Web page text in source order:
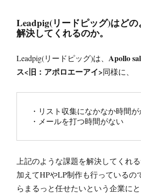
Leadpig(リードピッグ)はど
解決してくれるのか。
Leadpig(リードピッグ)は、Apollo
ス<旧：アポロエーアイ>同様に、
・リスト収集になかなか時間
上記のような課題を解決してくれる
加えてHPやLP制作も行っているの
らまるっと任せたいという企業に